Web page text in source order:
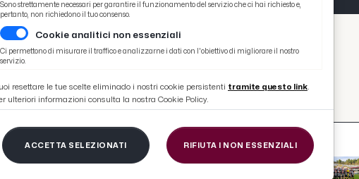
CALCIO
Sono strettamente necessari per garantire il funzionamento del servizio che ci hai richiesto e,
pertanto, non richiedono il tuo consenso.
Cookie analitici non essenziali
Ci permettono di misurare il traffico e analizzarne i dati con l'obiettivo di migliorare il nostro
servizio.
resettare le tue scelte eliminado i nostri cookie persistenti tramite questo link.
ulteriori informazioni consulta la nostra Cookie Policy.
ACCETTA SELEZIONATI RIFIUTA I NON ESSENZIALI